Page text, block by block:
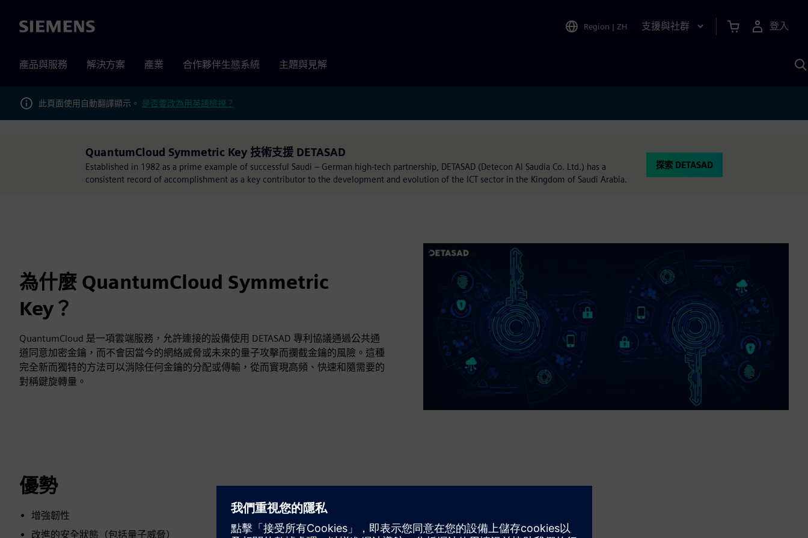
Siemens Region | ZH 支援與社群 登入
產品與服務 解決方案 產業 合作夥伴生態系統 主題與見解
此頁面使用自動翻譯顯示。 是否要改為用英語檢視？
QuantumCloud Symmetric Key 技術支援 DETASAD
Established in 1982 as a prime example of successful Saudi – German high-tech partnership, DETASAD (Detecon Al Saudia Co. Ltd.) has a
consistent record of accomplishment as a key contributor to the development and evolution of the ICT sector in the Kingdom of Saudi Arabia.
探索 DETASAD
為什麼 QuantumCloud Symmetric
Key？
QuantumCloud 是一項雲端服務，允許連接的設備使用 DETASAD 專利協議通過公共通
道同意加密金鑰，而不會因當今的網絡威脅或未來的量子攻擊而攔截金鑰的風險。這種
完全新而獨特的方法可以消除任何金鑰的分配或傳輸，從而實現高頻、快速和隨需要的
對稱鍵旋轉量。
優勢
增強韌性
改進的安全狀態（包括量子威脅）